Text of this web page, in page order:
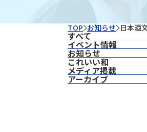
TOP お知らせ 日本酒
すべて
イベント情報
お知らせ
これいい和
⁨⁩メディア掲載
アーカイブ